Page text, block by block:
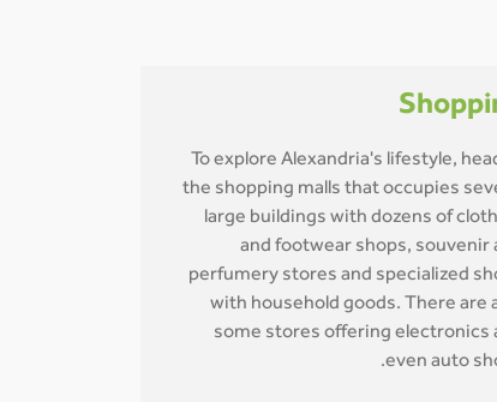
To explore Alexandria's lifestyle,
the shopping malls that occupies
large buildings with dozens of
and footwear shops, souvenir
perfumery stores and specialized
with household goods. There are
some stores offering electronics
even auto